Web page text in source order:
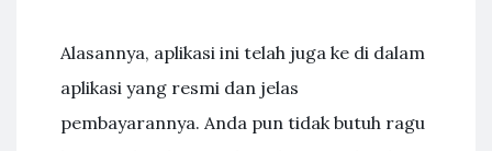
Alasannya, aplikasi ini telah juga ke di dalam
aplikasi yang resmi dan jelas
pembayarannya. Anda pun tidak butuh ragu